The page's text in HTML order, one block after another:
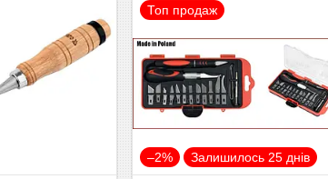
Топ продаж
–2% Залишилось 25 днів